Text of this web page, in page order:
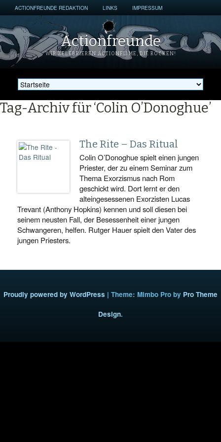
ACTIONFREUNDE REDAKTION LINKS IMPRESSUM
Actionfreunde
WIR ZELEBRIEREN ACTIONFILME, DIE ROCKEN!
Tag-Archiv für ‘Colin O’Donoghue’
The Rite – Das Ritual
Colin O’Donoghue spielt einen jungen
Priester, der zu einem Seminar zum
Thema Exorzismus nach Rom
geschickt wird. Dort lernt er den
alteingesessenen Exorzisten Lucas
Trevant (Anthony Hopkins) kennen und soll diesen bei
seinem neusten Fall, der Besessenheit einer jungen
Schwangeren, helfen. Rutger Hauer spielt den Vater des
jungen Priesters.
Proudly powered by WordPress | Theme: Mimbo Pro by Pro Theme
Design.